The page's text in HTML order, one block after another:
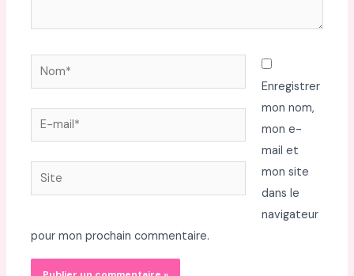
Nom*
E-
mail*
Site
Enregistrer
mon nom,
mon e-
mail et
mon site
dans le
navigateur
pour mon prochain commentaire.